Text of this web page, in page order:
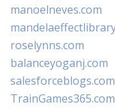
manoelneves.com
roselynns.com
balanceyoganj.com
salesforceblogs.com
TrainGames365.com